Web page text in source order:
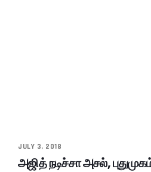
JULY 3, 2018
அஜித் நடிச்சா அசல்,